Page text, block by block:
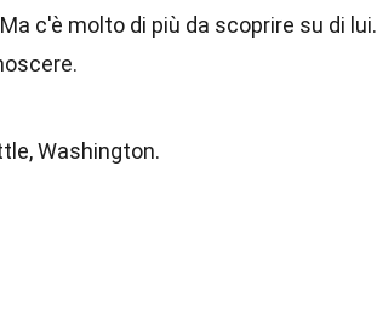
c'è molto di più da scoprire su di lui.
Washington.